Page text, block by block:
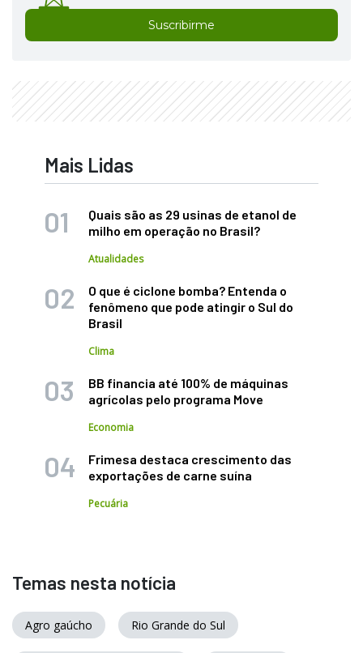
Suscribirme
Mais Lidas
Quais são as 29 usinas de etanol de
milho em operação no Brasil?
Atualidades
O que é ciclone bomba? Entenda o
fenômeno que pode atingir o Sul do
Brasil
Clima
BB financia até 100% de máquinas
agrícolas pelo programa Move
Economia
Frimesa destaca crescimento das
exportações de carne suína
Pecuária
Temas nesta notícia
Agro gaúcho Rio Grande do Sul